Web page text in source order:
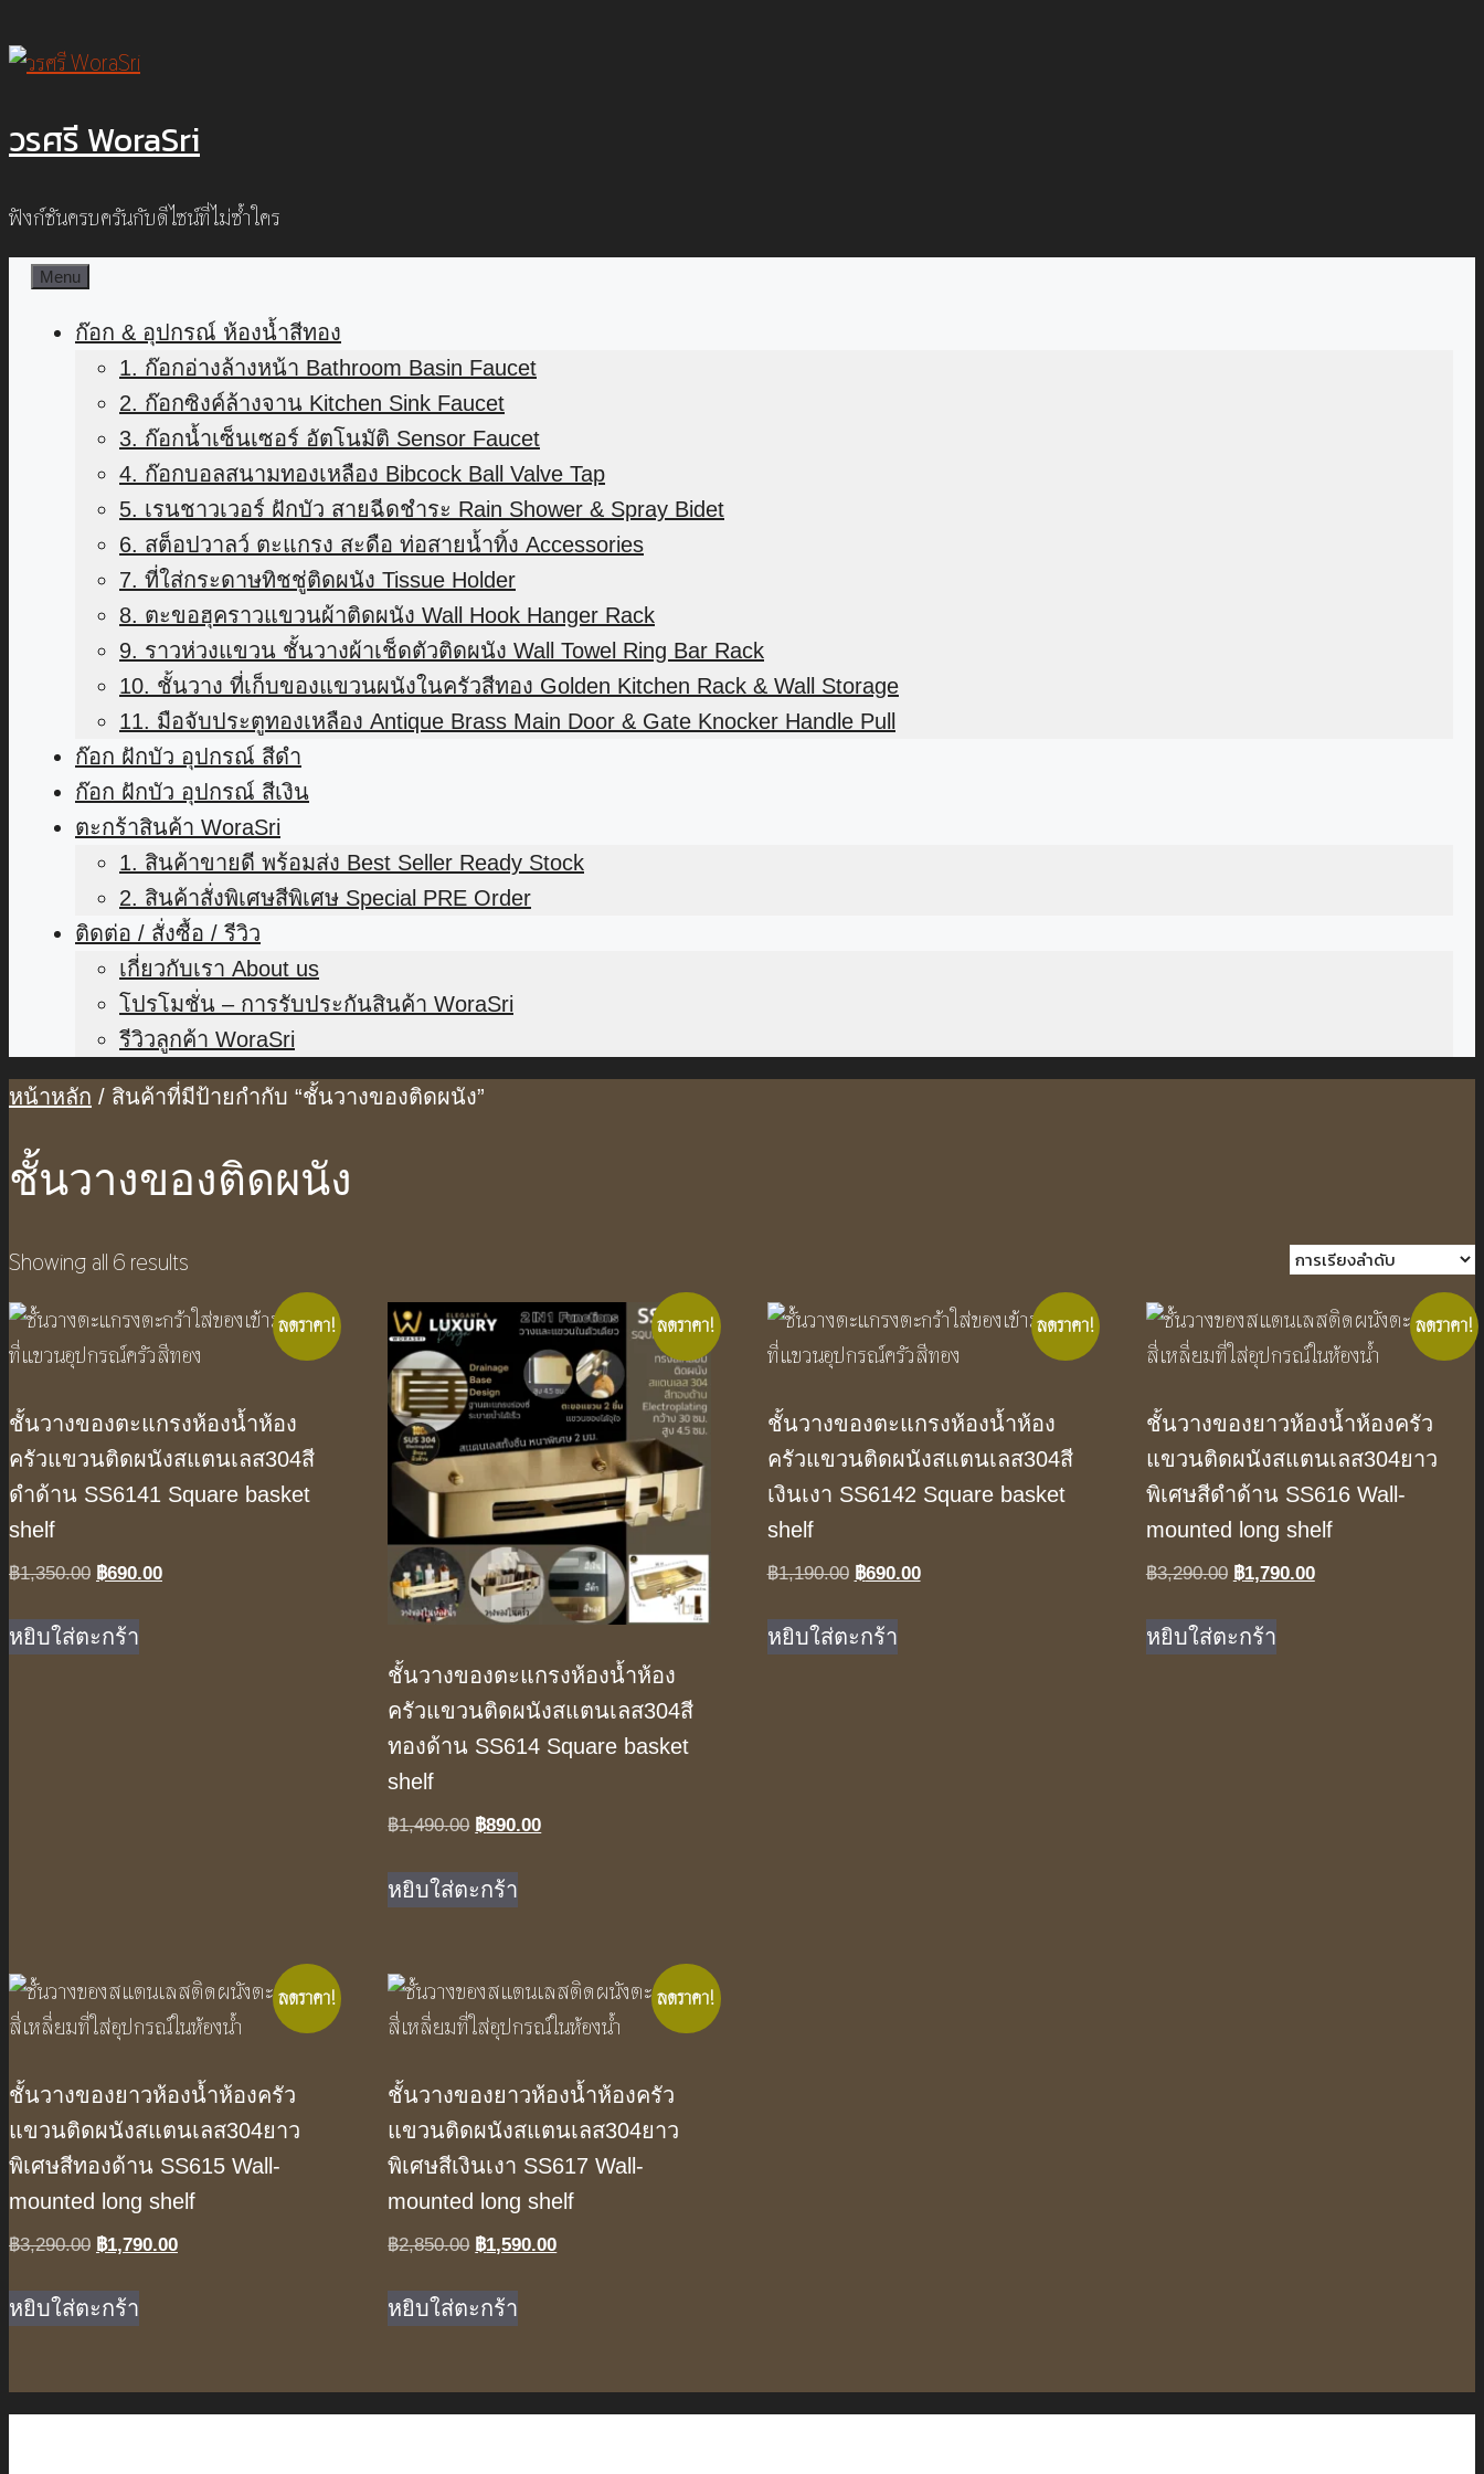
to
วรศรี WoraSri
ฟังก์ชันครบครันกับดีไซน์ที่ไม่ซ้ำใคร
Menu
ก๊อก & อุปกรณ์ ห้องน้ำสีทอง
1. ก๊อกอ่างล้างหน้า Bathroom Basin Faucet
2. ก๊อกซิงค์ล้างจาน Kitchen Sink Faucet
3. ก๊อกน้ำเซ็นเซอร์ อัตโนมัติ Sensor Faucet
4. ก๊อกบอลสนามทองเหลือง Bibcock Ball Valve Tap
5. เรนชาวเวอร์ ฝักบัว สายฉีดชำระ Rain Shower & Spray Bidet
6. สต็อปวาลว์ ตะแกรง สะดือ ท่อสายน้ำทิ้ง Accessories
7. ที่ใส่กระดาษทิชชู่ติดผนัง Tissue Holder
8. ตะขอฮุคราวแขวนผ้าติดผนัง Wall Hook Hanger Rack
9. ราวห่วงแขวน ชั้นวางผ้าเช็ดตัวติดผนัง Wall Towel Ring Bar Rack
10. ชั้นวาง ที่เก็บของแขวนผนังในครัวสีทอง Golden Kitchen Rack & Wall Storage
11. มือจับประตูทองเหลือง Antique Brass Main Door & Gate Knocker Handle Pull
ก๊อก ฝักบัว อุปกรณ์ สีดำ
ก๊อก ฝักบัว อุปกรณ์ สีเงิน
ตะกร้าสินค้า WoraSri
1. สินค้าขายดี พร้อมส่ง Best Seller Ready Stock
2. สินค้าสั่งพิเศษสีพิเศษ Special PRE Order
ติดต่อ / สั่งซื้อ / รีวิว
เกี่ยวกับเรา About us
โปรโมชั่น – การรับประกันสินค้า WoraSri
รีวิวลูกค้า WoraSri
หน้าหลัก / สินค้าที่มีป้ายกำกับ “ชั้นวางของติดผนัง”
ชั้นวางของติดผนัง
Showing all 6 results
ลดราคา!
ชั้นวางของตะแกรงห้องน้ำห้อง
ครัวแขวนติดผนังสแตนเลส304สี
ดำด้าน SS6141 Square basket
shelf
฿1,350.00 Original
was:
฿1,350.00.
฿690.00Current
หยิบใส่ตะกร้า
ลดราคา!
ชั้นวางของตะแกรงห้องน้ำห้อง
ครัวแขวนติดผนังสแตนเลส304สี
ทองด้าน SS614 Square basket
shelf
฿1,490.00 Original
was:
฿1,490.00.
฿890.00Current
หยิบใส่ตะกร้า
ลดราคา!
ชั้นวางของตะแกรงห้องน้ำห้อง
ครัวแขวนติดผนังสแตนเลส304สี
เงินเงา SS6142 Square basket
shelf
฿1,190.00 Original
was:
฿1,190.00.
฿690.00Current
หยิบใส่ตะกร้า
ลดราคา!
ชั้นวางของยาวห้องน้ำห้องครัว
แขวนติดผนังสแตนเลส304ยาว
พิเศษสีดำด้าน SS616 Wall-
mounted long shelf
฿3,290.00 Original
was:
฿3,290.00.
฿1,790.00Current
หยิบใส่ตะกร้า
ลดราคา!
ชั้นวางของยาวห้องน้ำห้องครัว
แขวนติดผนังสแตนเลส304ยาว
พิเศษสีทองด้าน SS615 Wall-
mounted long shelf
฿3,290.00 Original
was:
฿3,290.00.
฿1,790.00Current
หยิบใส่ตะกร้า
ลดราคา!
ชั้นวางของยาวห้องน้ำห้องครัว
แขวนติดผนังสแตนเลส304ยาว
พิเศษสีเงินเงา SS617 Wall-
mounted long shelf
฿2,850.00 Original
was:
฿2,850.00.
฿1,590.00Current
หยิบใส่ตะกร้า